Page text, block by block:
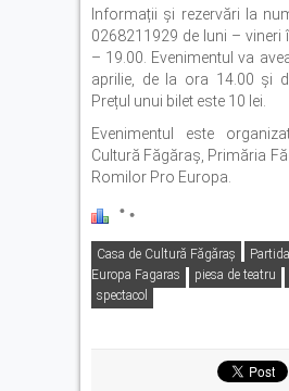
Informații și rezervări la
0268211929 de luni – vineri
– 19.00. Evenimentul va
aprilie, de la ora 14.00 și
Prețul unui bilet este 10 lei.
Evenimentul este
Cultură Făgăraș, Primăria
Romilor Pro Europa.
Casa de Cultură Făgăraş
Europa Fagaras
piesa de teatru
spectacol